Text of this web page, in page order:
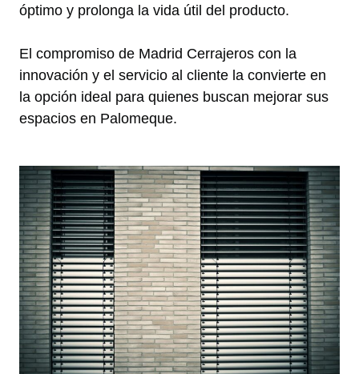
óptimo y prolonga la vida útil del producto.
El compromiso de Madrid Cerrajeros con la
innovación y el servicio al cliente la convierte en
la opción ideal para quienes buscan mejorar sus
espacios en Palomeque.